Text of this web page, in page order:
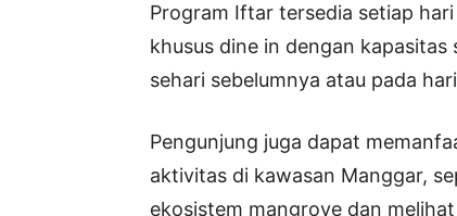
Program Iftar tersedia setiap
khusus dine in dengan
sehari sebelumnya atau pada
Pengunjung juga dapat
aktivitas di kawasan Manggar,
ekosistem mangrove dan